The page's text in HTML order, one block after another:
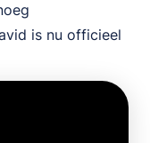
is nu officieel